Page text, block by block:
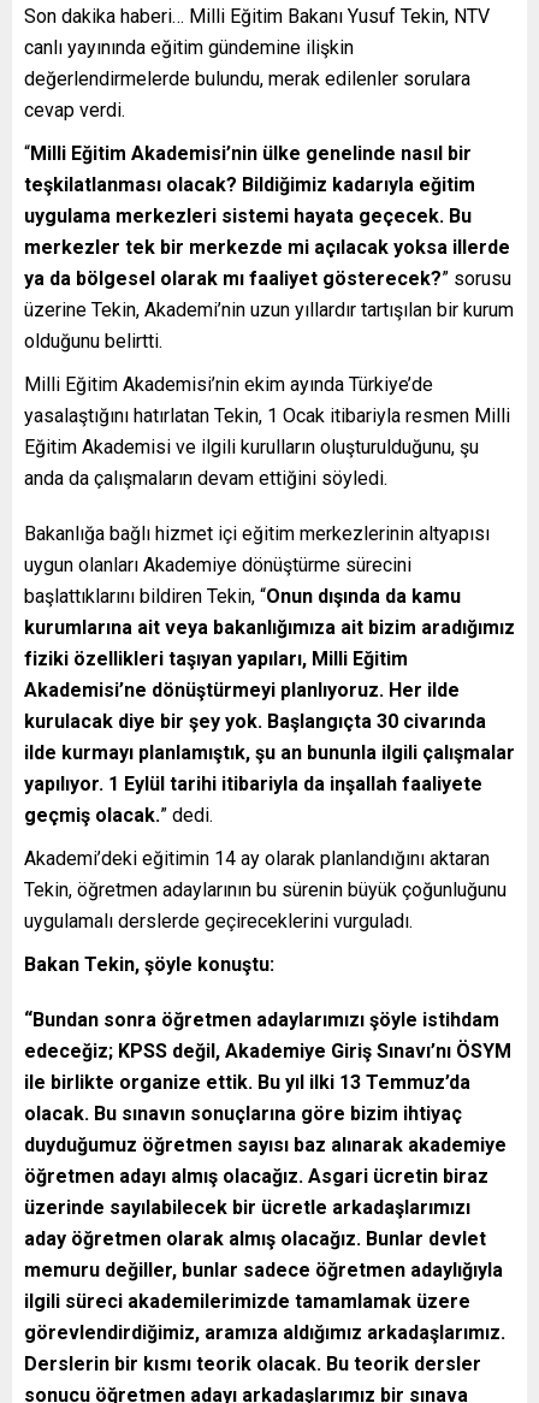
Son dakika haberi… Milli Eğitim Bakanı Yusuf Tekin, NTV
canlı yayınında eğitim gündemine ilişkin
değerlendirmelerde bulundu, merak edilenler sorulara
cevap verdi.
“Milli Eğitim Akademisi’nin ülke genelinde nasıl bir
teşkilatlanması olacak? Bildiğimiz kadarıyla eğitim
uygulama merkezleri sistemi hayata geçecek. Bu
merkezler tek bir merkezde mi açılacak yoksa illerde
ya da bölgesel olarak mı faaliyet gösterecek?” sorusu
üzerine Tekin, Akademi’nin uzun yıllardır tartışılan bir kurum
olduğunu belirtti.
Milli Eğitim Akademisi’nin ekim ayında Türkiye’de
yasalaştığını hatırlatan Tekin, 1 Ocak itibariyla resmen Milli
Eğitim Akademisi ve ilgili kurulların oluşturulduğunu, şu
anda da çalışmaların devam ettiğini söyledi.
Bakanlığa bağlı hizmet içi eğitim merkezlerinin altyapısı
uygun olanları Akademiye dönüştürme sürecini
başlattıklarını bildiren Tekin, “Onun dışında da kamu
kurumlarına ait veya bakanlığımıza ait bizim aradığımız
fiziki özellikleri taşıyan yapıları, Milli Eğitim
Akademisi’ne dönüştürmeyi planlıyoruz. Her ilde
kurulacak diye bir şey yok. Başlangıçta 30 civarında
ilde kurmayı planlamıştık, şu an bununla ilgili çalışmalar
yapılıyor. 1 Eylül tarihi itibariyla da inşallah faaliyete
geçmiş olacak.” dedi.
Akademi’deki eğitimin 14 ay olarak planlandığını aktaran
Tekin, öğretmen adaylarının bu sürenin büyük çoğunluğunu
uygulamalı derslerde geçireceklerini vurguladı.
Bakan Tekin, şöyle konuştu:
“Bundan sonra öğretmen adaylarımızı şöyle istihdam
edeceğiz; KPSS değil, Akademiye Giriş Sınavı’nı ÖSYM
ile birlikte organize ettik. Bu yıl ilki 13 Temmuz’da
olacak. Bu sınavın sonuçlarına göre bizim ihtiyaç
duyduğumuz öğretmen sayısı baz alınarak akademiye
öğretmen adayı almış olacağız. Asgari ücretin biraz
üzerinde sayılabilecek bir ücretle arkadaşlarımızı
aday öğretmen olarak almış olacağız. Bunlar devlet
memuru değiller, bunlar sadece öğretmen adaylığıyla
ilgili süreci akademilerimizde tamamlamak üzere
görevlendirdiğimiz, aramıza aldığımız arkadaşlarımız.
Derslerin bir kısmı teorik olacak. Bu teorik dersler
sonucu öğretmen adayı arkadaşlarımız bir sınava